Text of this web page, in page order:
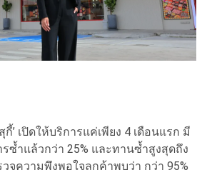
เปิดให้บริการแค่เพียง 4 เดือนแรก มี
ซ้ำแล้วกว่า 25% และทานซ้ำสูงสุดถึง
จความพึงพอใจลูกค้าพบว่า กว่า 95%